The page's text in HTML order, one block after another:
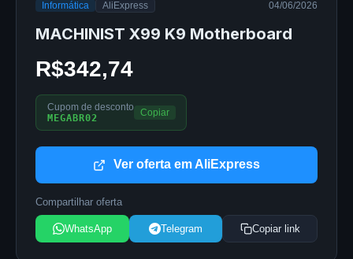
Informática AliExpress 04/06/2026
MACHINIST X99 K9 Motherboard
R$342,74
Cupom de desconto
MEGABR02
Copiar
Ver oferta em AliExpress
Compartilhar oferta
WhatsApp Telegram Copiar link